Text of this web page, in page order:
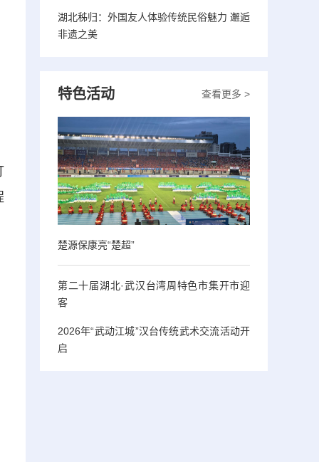
湖北秭归：外国友人体验传统民俗魅力 邂逅
非遗之美
查看更多 >
特色活动
楚源保康亮“楚超”
第二十届湖北·武汉台湾周特色市集开市迎
客
2026年“武动江城”汉台传统武术交流活动开
启